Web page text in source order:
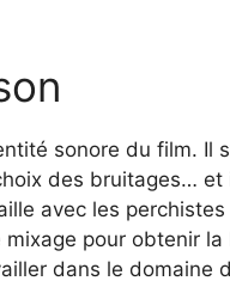
sonore du film. Il
des bruitages…
avec les
mixage pour obtenir
dans le domaine